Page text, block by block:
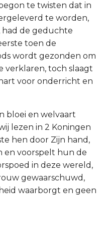
te twisten dat in
te worden,
had de geduchte
toen de
wordt gezonden om
verklaren, toch slaagt
voor onderricht en
bloei en welvaart
lezen in 2 Koningen
hen door Zijn hand,
en voorspelt hun de
in deze wereld,
gewaarschuwd,
waarborgt en geen